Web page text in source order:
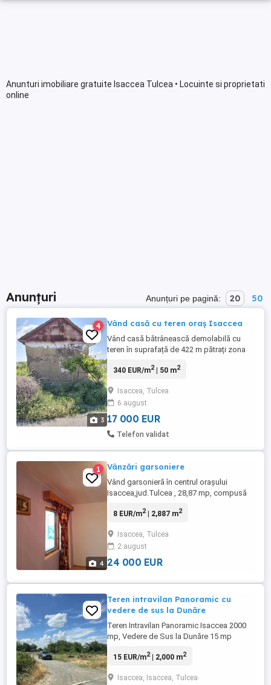
Anunturi imobiliare gratuite Isaccea Tulcea • Locuinte si proprietati
online
Anunțuri Anunțuri pe pagină: 20 50
3
4 Vând casă cu teren oraș Isaccea
Vând casă bătrânească demolabilă cu
teren în suprafață de 422 m pătrați zona
curent,canalizare.De la monument spre
pe dreapta.
340 EUR/m2| 50 m2
Isaccea, Tulcea
6 august
17 000 EUR
Telefon validat
4
1 Vânzări garsoniere
Vând garsonieră în centrul orașului
Isaccea,jud.Tulcea , 28,87 mp, compusă
balcon., et. 3 4 , încălzire pe bază de gaze
8 EUR/m2| 2,887 m2
Isaccea, Tulcea
2 august
24 000 EUR
Teren intravilan Panoramic cu
vedere de sus la Dunăre
Teren Intravilan Panoramic Isaccea 2000
mp, Vedere de Sus la Dunăre 15 mp
Tulcea * Suprafață: 2000 mp. *
complet asfaltat Avantaje majore: *
15 EUR/m2| 2,000 m2
Isaccea, Isaccea, Tulcea